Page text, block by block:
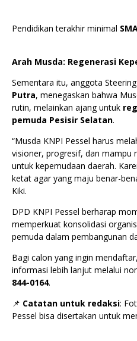
Pendidikan terakhir minimal
Arah Musda: Regenerasi
Sementara itu, anggota
Putra, menegaskan bahwa
rutin, melainkan ajang untuk
pemuda Pesisir Selatan.
“Musda KNPI Pessel harus
visioner, progresif, dan mampu
untuk kepemudaan daerah.
ketat agar yang maju benar-
Kiki.
DPD KNPI Pessel berharap
memperkuat konsolidasi
pemuda dalam pembangunan
Bagi calon yang ingin
informasi lebih lanjut melalui
844-0164.
📌 Catatan untuk redaksi:
Pessel bisa disertakan untuk